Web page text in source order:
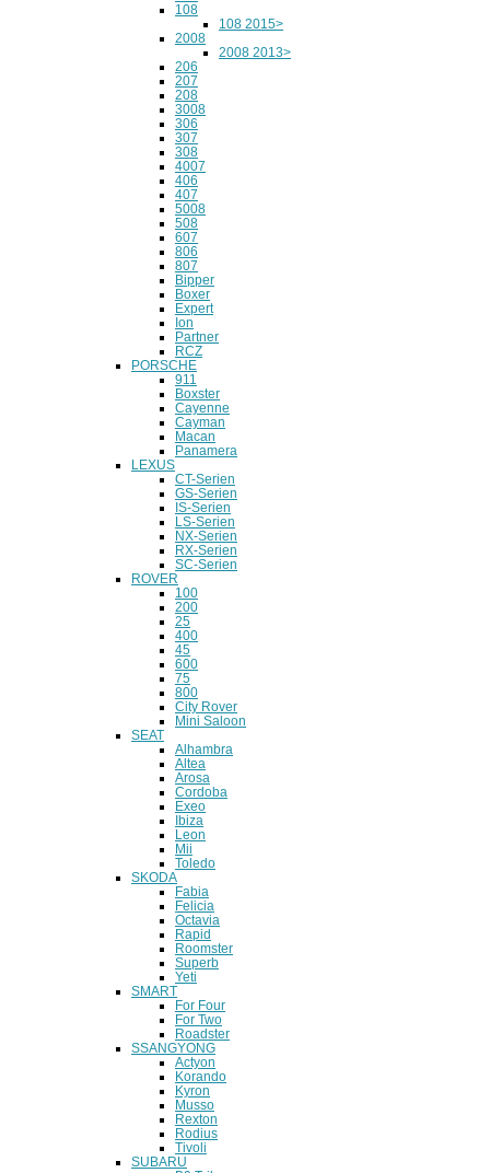
108
108 2015>
2008
2008 2013>
206
207
208
3008
306
307
308
4007
406
407
5008
508
607
806
807
Bipper
Boxer
Expert
Ion
Partner
RCZ
PORSCHE
911
Boxster
Cayenne
Cayman
Macan
Panamera
LEXUS
CT-Serien
GS-Serien
IS-Serien
LS-Serien
NX-Serien
RX-Serien
SC-Serien
ROVER
100
200
25
400
45
600
75
800
City Rover
Mini Saloon
SEAT
Alhambra
Altea
Arosa
Cordoba
Exeo
Ibiza
Leon
Mii
Toledo
SKODA
Fabia
Felicia
Octavia
Rapid
Roomster
Superb
Yeti
SMART
For Four
For Two
Roadster
SSANGYONG
Actyon
Korando
Kyron
Musso
Rexton
Rodius
Tivoli
SUBARU